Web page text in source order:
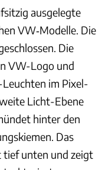
ausgelegte
VW‑Modelle. Die
Die
VW-Logo und
im Pixel-
Licht-Ebene
hinter den
Das
unten und zeigt